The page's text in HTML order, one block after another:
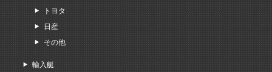
トヨタ
日産
その他
輸入艇